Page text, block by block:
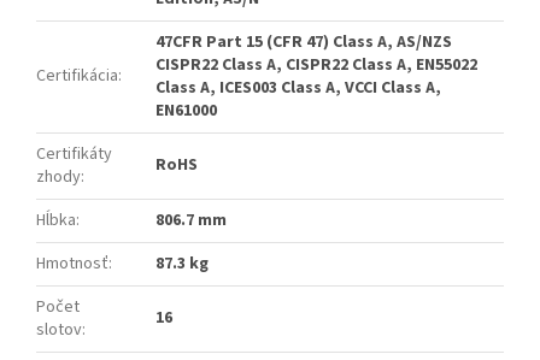
Certifikácia:
47CFR Part 15 (CFR 47) Class A, AS/NZS
CISPR22 Class A, CISPR22 Class A, EN55022
Class A, ICES003 Class A, VCCI Class A,
EN61000
Certifikáty
zhody: RoHS
Hĺbka:
806.7 mm
Hmotnosť:
87.3 kg
Počet
slotov: 16